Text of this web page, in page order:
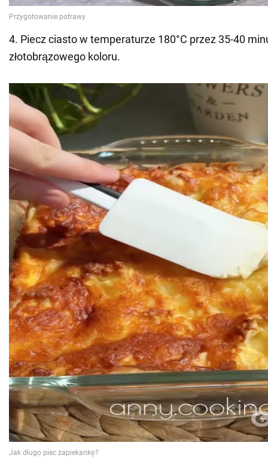
4. Piecz ciasto w temperaturze 180°C przez 35-40
złotobrązowego koloru.